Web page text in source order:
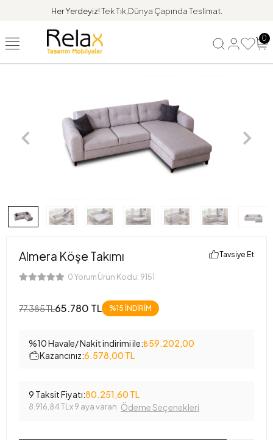
Her Yerdeyiz!Tek Tık,Dünya Çapında Teslimat.
0
Almera Köşe Takımı
0 Yorum Ürün Kodu: 9151
Tavsiye Et
77.385 TL65.780 TL %15 İNDİRİM
%10 Havale/ Nakit indirimi ile:₺59.202,00
Kazancınız:6.578,00 TL
9 Taksit Fiyatı:80.251,60 TL
8.916,84 TL x 9 aya varan Ödeme Seçenekleri